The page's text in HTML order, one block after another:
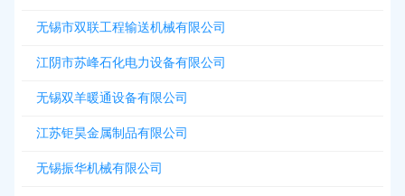
无锡市双联工程输送机械有限公司
江阴市苏峰石化电力设备有限公司
无锡双羊暖通设备有限公司
江苏钜昊金属制品有限公司
无锡振华机械有限公司